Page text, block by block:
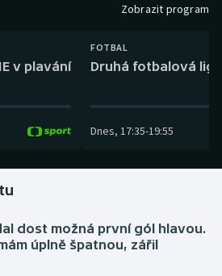
Zobrazit program
v plavání
FOTBAL
Druhá fotbalová
Dnes, 17:35-19:55
dost možná první gól hlavou.
úplně špatnou, zářil